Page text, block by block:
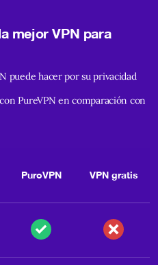
mejor VPN para
puede hacer por su privacidad
PureVPN en comparación con
PuroVPN VPN gratis